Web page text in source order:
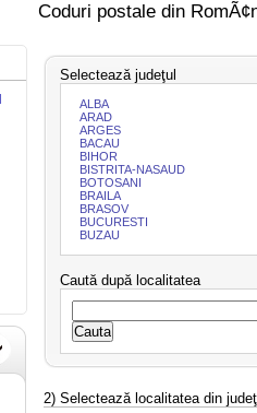
Coduri postale din
Selectează judeţul
ALBA
ARAD
ARGES
BACAU
BIHOR
BISTRITA-NASAUD
BOTOSANI
BRAILA
BRASOV
BUCURESTI
BUZAU
Caută după localitatea
2) Selectează localitatea din